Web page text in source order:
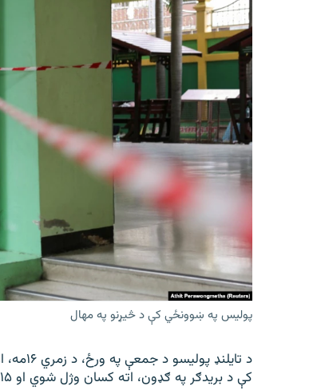
پولیس په ښوونځي کې د څیړنو په مهال
د
کې د بریدګر په ګډون، اته کسان وژل شوي او ۱۵ نور ټپیان دي.